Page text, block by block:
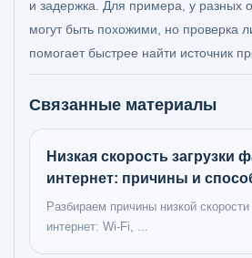
и задержка. Для примера, у разных
могут быть похожими, но проверка
помогает быстрее найти источник
Связанные материалы
Низкая скорость загрузки
интернет: причины и
Разбираем причины низкой
интернет: Wi-Fi, ...